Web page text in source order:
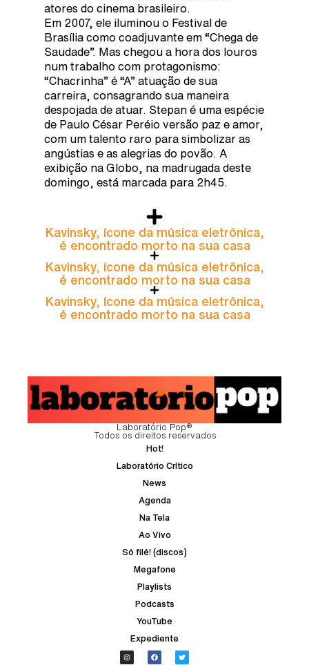
atores do cinema brasileiro.
Em 2007, ele iluminou o Festival de
Brasília como coadjuvante em “Chega de
Saudade”. Mas chegou a hora dos louros
num trabalho com protagonismo:
“Chacrinha” é “A” atuação de sua
carreira, consagrando sua maneira
despojada de atuar. Stepan é uma espécie
de Paulo César Peréio versão paz e amor,
com um talento raro para simbolizar as
angústias e as alegrias do povão. A
exibição na Globo, na madrugada deste
domingo, está marcada para 2h45.
Kavinsky, ícone da música eletrônica,
é encontrado morto na sua casa
Kavinsky, ícone da música eletrônica,
é encontrado morto na sua casa
Kavinsky, ícone da música eletrônica,
é encontrado morto na sua casa
Laboratório Pop®
Todos os direitos reservados
Hot!
Laboratório Crítico
News
Agenda
Na Tela
Ao Vivo
Só filé! (discos)
Megafone
Playlists
Podcasts
YouTube
Expediente